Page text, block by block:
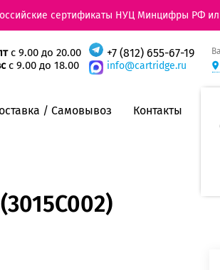
сертификаты НУЦ Минцифры РФ
с 9.00 до 20.00
с 9.00 до 18.00
+7 (812) 655-67-19
info@cartridge.ru
/ Самовывоз Контакты